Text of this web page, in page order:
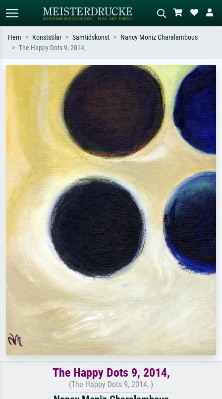
Sök efter konstnär, titel eller stil –
t.ex. Monet, Stjärnenatt,
impressionism, Hokusai-våg, naken.
Beskriv scenen – t.ex. grön äng,
abstrakt med mycket rött, mörk
oljemålning, stående naken bredvid ett
träd.
Hem Konststilar Samtidskonst
Nancy Moniz Charalambous
The Happy Dots 9, 2014,
The Happy Dots 9, 2014,
(The Happy Dots 9, 2014, )